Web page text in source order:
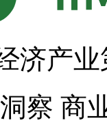
济产
察 商